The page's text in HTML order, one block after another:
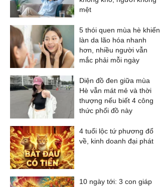
mệt
5 thói quen mùa hè khiến
làn da lão hóa nhanh
hơn, nhiều người vẫn
mắc phải mỗi ngày
Diện đồ đen giữa mùa
Hè vẫn mát mẻ và thời
thượng nếu biết 4 công
thức phối đồ này
4 tuổi lộc tứ phương đổ
về, kinh doanh đại phát
10 ngày tới: 3 con giáp